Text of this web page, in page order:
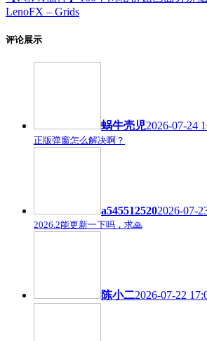
LenoFX – Grids
评论展示
蜗牛壳児2026-07-24
正版弹窗怎么解决啊？
a5455125202026-07-
2026.2能更新一下吗，求🙏
陈小二2026-07-22